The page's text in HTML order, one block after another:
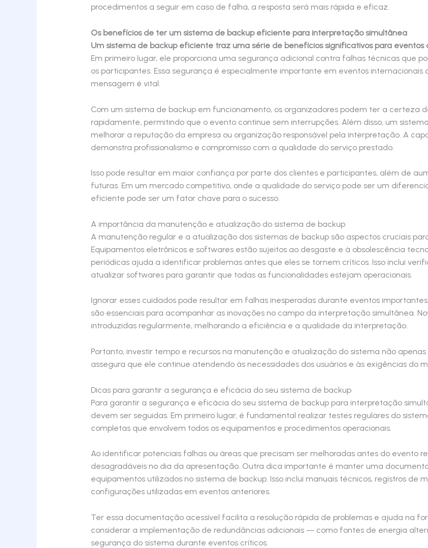
procedimentos a seguir em caso de falha, a resposta será mais rápida e eficaz.
Os benefícios de ter um sistema de backup eficiente para interpretação simultânea
Um sistema de backup eficiente traz uma série de benefícios significativos para
Em primeiro lugar, ele proporciona uma segurança adicional contra falhas técnicas que
os participantes. Essa segurança é especialmente importante em eventos internacionais
mensagem é vital.
Com um sistema de backup em funcionamento, os organizadores podem ter a certeza
rapidamente, permitindo que o evento continue sem interrupções. Além disso, um
melhorar a reputação da empresa ou organização responsável pela interpretação. A
demonstra profissionalismo e compromisso com a qualidade do serviço prestado.
Isso pode resultar em maior confiança por parte dos clientes e participantes, além de
futuras. Em um mercado competitivo, onde a qualidade do serviço pode ser um
eficiente pode ser um fator chave para o sucesso.
A importância da manutenção e atualização do sistema de backup
A manutenção regular e a atualização dos sistemas de backup são aspectos cruciais
Equipamentos eletrônicos e softwares estão sujeitos ao desgaste e à obsolescência
periódicas ajuda a identificar problemas antes que eles se tornem críticos. Isso inclui
atualizar softwares para garantir que todas as funcionalidades estejam operacionais.
Ignorar esses cuidados pode resultar em falhas inesperadas durante eventos
são essenciais para acompanhar as inovações no campo da interpretação simultânea.
introduzidas regularmente, melhorando a eficiência e a qualidade da interpretação.
Portanto, investir tempo e recursos na manutenção e atualização do sistema não
assegura que ele continue atendendo às necessidades dos usuários e às exigências do
Dicas para garantir a segurança e eficácia do seu sistema de backup
Para garantir a segurança e eficácia do seu sistema de backup para interpretação
devem ser seguidas. Em primeiro lugar, é fundamental realizar testes regulares do
completas que envolvem todos os equipamentos e procedimentos operacionais.
Ao identificar potenciais falhas ou áreas que precisam ser melhoradas antes do evento
desagradáveis no dia da apresentação. Outra dica importante é manter uma
equipamentos utilizados no sistema de backup. Isso inclui manuais técnicos, registros de
configurações utilizadas em eventos anteriores.
Ter essa documentação acessível facilita a resolução rápida de problemas e ajuda na
considerar a implementação de redundâncias adicionais — como fontes de energia
segurança do sistema durante eventos críticos.